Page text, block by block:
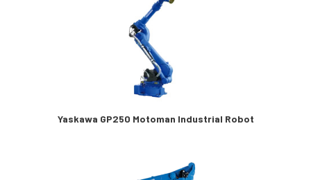
Yaskawa GP250 Motoman Industrial Robot